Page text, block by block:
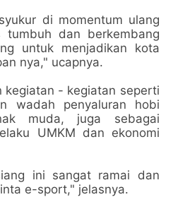
di momentum ulang
dan berkembang
untuk menjadikan kota
nya," ucapnya.
kegiatan - kegiatan seperti
wadah penyaluran hobi
muda, juga sebagai
UMKM dan ekonomi
ini sangat ramai dan
e-sport," jelasnya.